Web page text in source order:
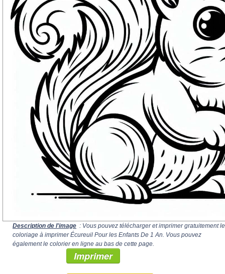
Description de l'image : Vous pouvez télécharger et imprimer gratuitement le
coloriage à imprimer Écureuil Pour les Enfants De 1 An. Vous pouvez
également le colorier en ligne au bas de cette page.
Imprimer